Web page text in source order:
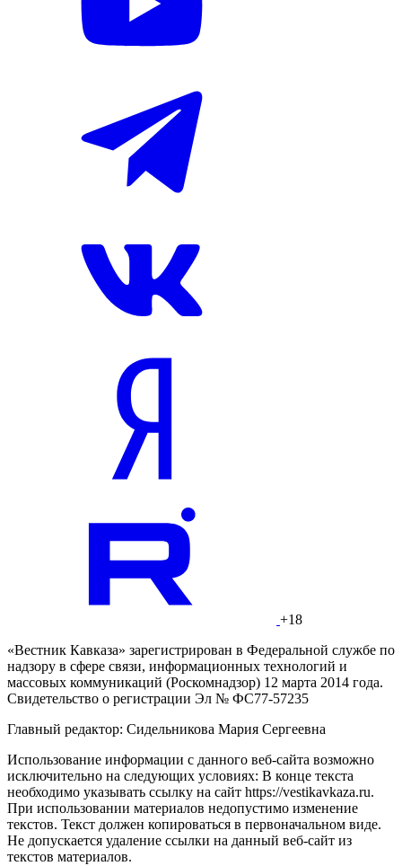
+18
«Вестник Кавказа» зарегистрирован в Федеральной службе по
надзору в сфере связи, информационных технологий и
массовых коммуникаций (Роскомнадзор) 12 марта 2014 года.
Свидетельство о регистрации Эл № ФС77-57235
Главный редактор: Сидельникова Мария Сергеевна
Использование информации с данного веб-сайта возможно
исключительно на следующих условиях: В конце текста
необходимо указывать ссылку на сайт https://vestikavkaza.ru.
При использовании материалов недопустимо изменение
текстов. Текст должен копироваться в первоначальном виде.
Не допускается удаление ссылки на данный веб-сайт из
текстов материалов.